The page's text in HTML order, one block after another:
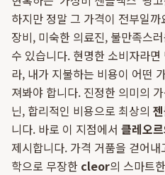
하지만 정말 그 가격이 전부일
장비, 미숙한 의료진, 불만족스
수 있습니다. 현명한 소비자라
라, 내가 지불하는 비용이 어떤
져봐야 합니다. 진정한 의미의
닌, 합리적인 비용으로 최상의
니다. 바로 이 지점에서 클레오
제시합니다. 가격 거품을 걷어
학으로 무장한 cleor의 스마트